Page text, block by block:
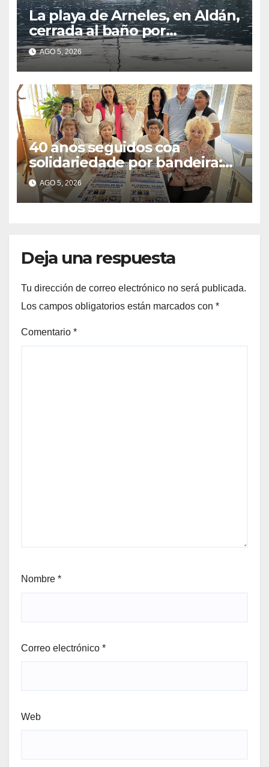
La playa de Arneles, en Aldán,
cerrada al baño por
contaminación del agua tras
detectarse restos fecales
AGO 5, 2026
40 anos seguidos coa
solidariedade por bandeira:
este venres celébrase o
Festival do Kilo no Auditorio
AGO 5, 2026
Deja una respuesta
Tu dirección de correo electrónico no será publicada.
Los campos obligatorios están marcados con *
Comentario *
Nombre *
Correo electrónico *
Web